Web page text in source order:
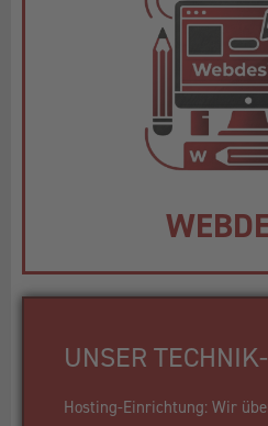
UNSER
Hosting-Einrichtung: Wir